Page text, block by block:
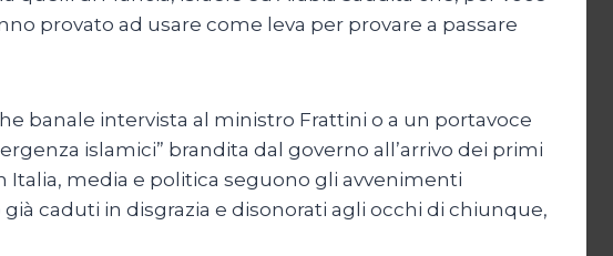
provato ad usare come leva per provare a passare
banale intervista al ministro Frattini o a un portavoce
islamici” brandita dal governo all’arrivo dei primi
Italia, media e politica seguono gli avvenimenti
caduti in disgrazia e disonorati agli occhi di chiunque,